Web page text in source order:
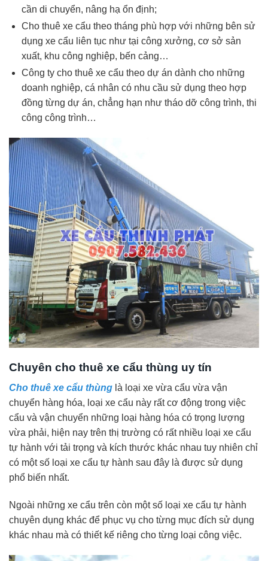
cần di chuyển, nâng hạ ổn định;
Cho thuê xe cẩu theo tháng phù hợp với những bên sử
dụng xe cẩu liên tục như tại công xưởng, cơ sở sản
xuất, khu công nghiệp, bến cảng…
Công ty cho thuê xe cẩu theo dự án dành cho những
doanh nghiệp, cá nhân có nhu cầu sử dụng theo hợp
đồng từng dự án, chẳng hạn như tháo dỡ công trình, thi
công công trình…
Chuyên cho thuê xe cẩu thùng uy tín
Cho thuê xe cẩu thùng là loại xe vừa cẩu vừa vận
chuyển hàng hóa, loại xe cẩu này rất cơ động trong việc
cẩu và vận chuyển những loại hàng hóa có trọng lượng
vừa phải, hiện nay trên thị trường có rất nhiều loại xe cẩu
tự hành với tải trọng và kích thước khác nhau tuy nhiên chỉ
có một số loại xe cẩu tự hành sau đây là được sử dụng
phổ biến nhất.
Ngoài những xe cẩu trên còn một số loại xe cẩu tự hành
chuyên dụng khác để phục vụ cho từng mục đích sử dụng
khác nhau mà có thiết kế riêng cho từng loại công việc.